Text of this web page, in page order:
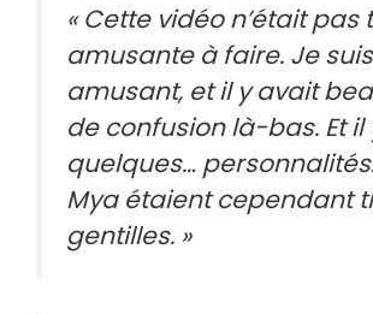
« Cette vidéo n’était pas
amusante à faire. Je
amusant, et il y avait
de confusion là-bas. Et il
quelques…
Mya étaient cependant
gentilles. »